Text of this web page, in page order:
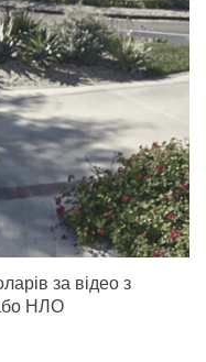
за відео з
НЛО